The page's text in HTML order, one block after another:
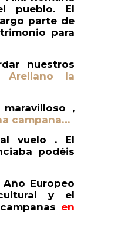
pueblo. El
parte de
para
nuestros
Arellano la
,
campana…
vuelo . El
podéis
Europeo
y el
en